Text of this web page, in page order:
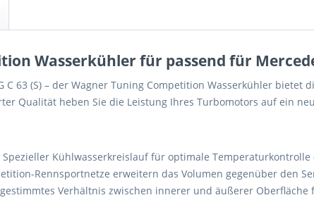
Wasserkühler für passend für
63 (S) – der Wagner Tuning Competition Wasserkühler
Qualität heben Sie die Leistung Ihres Turbomotors auf ein
Spezieller Kühlwasserkreislauf für optimale
Rennsportnetze erweitern das Volumen gegenüber den
Verhältnis zwischen innerer und äußerer